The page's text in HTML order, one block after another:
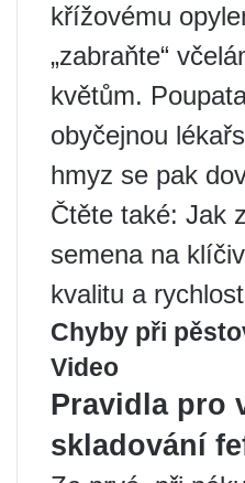
křížovému
„zabraňte“
květům.
obyčejnou
hmyz se pak
Čtěte také: Jak
semena na
kvalitu a
Chyby při
Video
Pravidla pro
skladování